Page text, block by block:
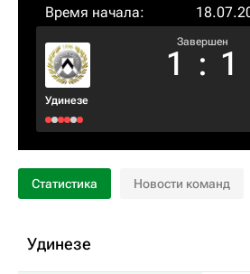
Время начала:
Удинезе
Завершен
1 : 1
Статистика Новости команд
Удинезе